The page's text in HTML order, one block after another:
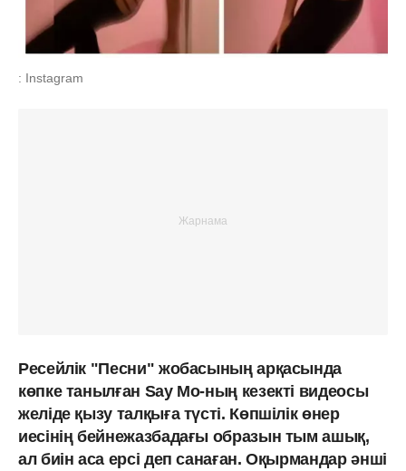
: Instagram
Ресейлік "Песни" жобасының арқасында
көпке танылған Say Mо-ның кезекті видеосы
желіде қызу талқыға түсті. Көпшілік өнер
иесінің бейнежазбадағы образын тым ашық,
ал биін аса ерсі деп санаған. Оқырмандар әнші